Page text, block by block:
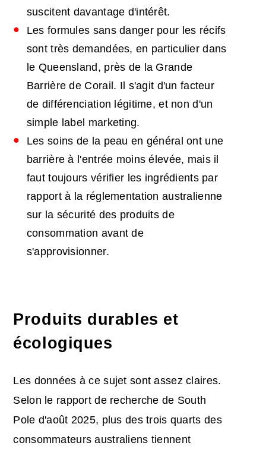
suscitent davantage d'intérêt.
Les formules sans danger pour les récifs
sont très demandées, en particulier dans
le Queensland, près de la Grande
Barrière de Corail. Il s'agit d'un facteur
de différenciation légitime, et non d'un
simple label marketing.
Les soins de la peau en général ont une
barrière à l'entrée moins élevée, mais il
faut toujours vérifier les ingrédients par
rapport à la réglementation australienne
sur la sécurité des produits de
consommation avant de
s'approvisionner.
Produits durables et
écologiques
Les données à ce sujet sont assez claires.
Selon le rapport de recherche de South
Pole d'août 2025, plus des trois quarts des
consommateurs australiens tiennent